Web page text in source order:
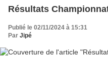
Résultats
Publié le 02/11/2024 à 15:31
Par Jipé